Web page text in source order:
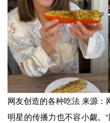
网友创造的各种吃法 来源：
明星的传播力也不容小觑。